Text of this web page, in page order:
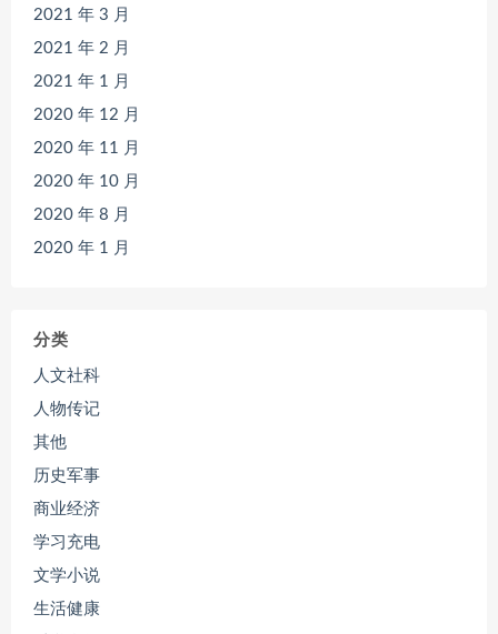
2021 年 3 月
2021 年 2 月
2021 年 1 月
2020 年 12 月
2020 年 11 月
2020 年 10 月
2020 年 8 月
2020 年 1 月
分类
人文社科
人物传记
其他
历史军事
商业经济
学习充电
文学小说
生活健康